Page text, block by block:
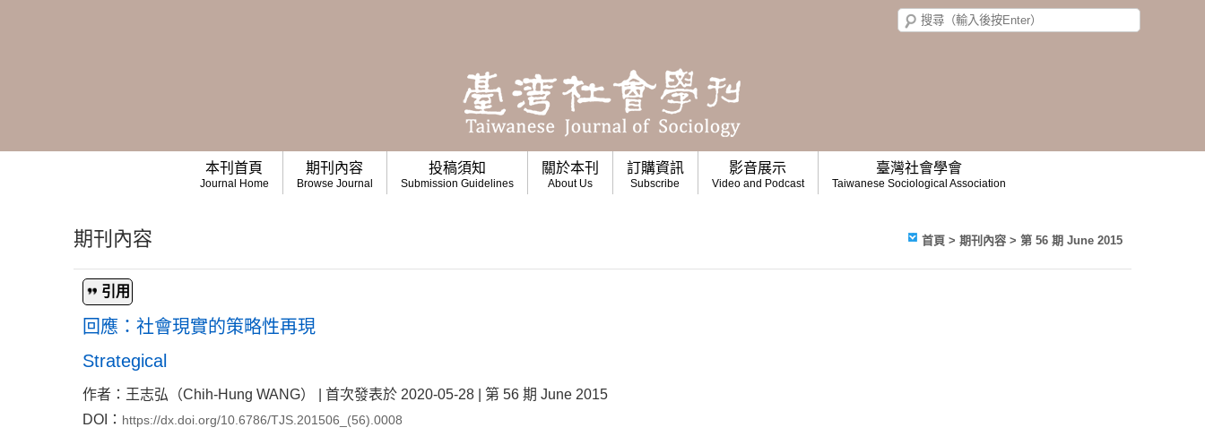
本刊首頁
Journal Home
期刊內容
Browse Journal
投稿須知
Submission Guidelines
關於本刊
About Us
訂購資訊
Subscribe
影音展示
Video and Podcast
臺灣社會學會
Taiwanese Sociological Association
期刊內容 首頁 > 期刊內容 > 第 56 期 June 2015
引用
回應：社會現實的策略性再現
Strategical
作者：王志弘（Chih-Hung WANG） | 首次發表於 2020-05-28 | 第 56 期 June 2015
DOI： https://dx.doi.org/10.6786/TJS.201506_(56).0008